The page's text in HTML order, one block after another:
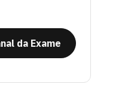
da Exame